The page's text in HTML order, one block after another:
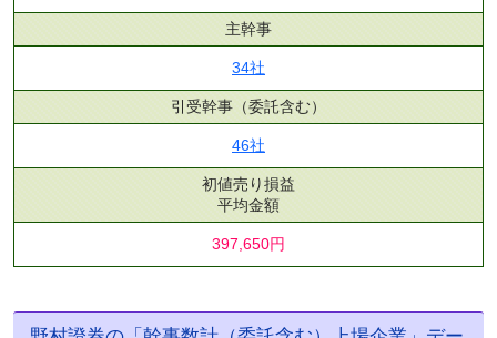
主幹事
34社
引受幹事 （委託含む）
46社
初値売り損益
平均金額
397,650円